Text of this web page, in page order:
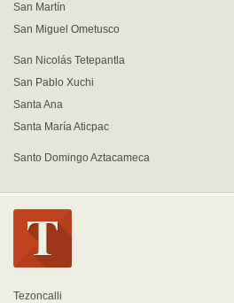
San Martín
San Miguel Ometusco
San Nicolás Tetepantla
San Pablo Xuchi
Santa Ana
Santa María Aticpac
Santo Domingo Aztacameca
Tezoncalli